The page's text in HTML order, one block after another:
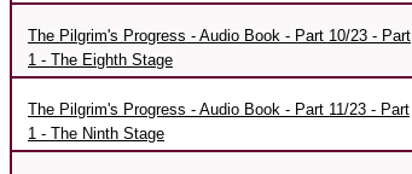
The Pilgrim's Progress - Audio Book - Part 10/23 - Part
1 - The Eighth Stage
The Pilgrim's Progress - Audio Book - Part 11/23 - Part
1 - The Ninth Stage